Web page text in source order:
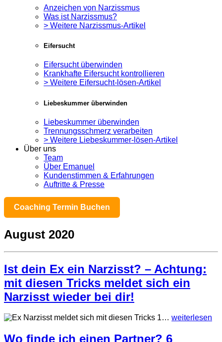
Anzeichen von Narzissmus
Was ist Narzissmus?
> Weitere Narzissmus-Artikel
Eifersucht
Eifersucht überwinden
Krankhafte Eifersucht kontrollieren
> Weitere Eifersucht-lösen-Artikel
Liebeskummer überwinden
Liebeskummer überwinden
Trennungsschmerz verarbeiten
> Weitere Liebeskummer-lösen-Artikel
Über uns
Team
Über Emanuel
Kundenstimmen & Erfahrungen
Auftritte & Presse
Coaching Termin Buchen
August 2020
Ist dein Ex ein Narzisst? – Achtung:
mit diesen Tricks meldet sich ein
Narzisst wieder bei dir!
… weiterlesen
Wo finde ich einen Partner? 6